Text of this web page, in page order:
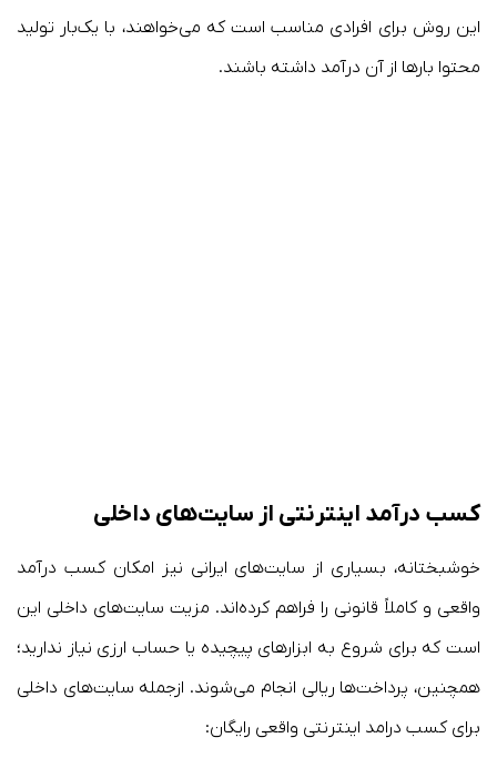
این روش برای افرادی مناسب است که می‌خواهند، با یک‌بار تولید
محتوا بارها از آن درآمد داشته باشند.
کسب درآمد اینترنتی از سایت‌های داخلی
خوشبختانه، بسیاری از سایت‌های ایرانی نیز امکان کسب درآمد
واقعی و کاملاً قانونی را فراهم کرده‌اند. مزیت سایت‌های داخلی این
است که برای شروع به ابزارهای پیچیده یا حساب ارزی نیاز ندارید؛
همچنین، پرداخت‌ها ریالی انجام می‌شوند. ازجمله سایت‌های داخلی
برای کسب درامد اینترنتی واقعی رایگان: